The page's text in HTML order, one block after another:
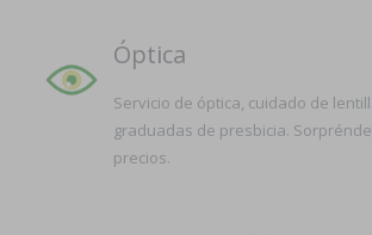
Óptica
Servicio de óptica, cuidado de
graduadas de presbicia.
precios.